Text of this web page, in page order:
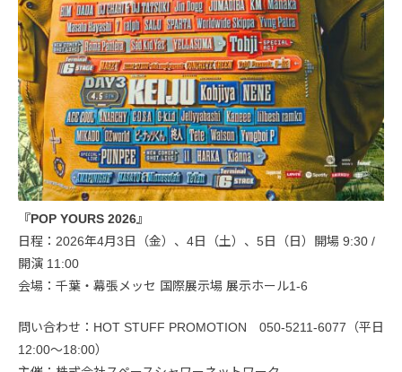
『POP YOURS 2026』
日程：2026年4月3日（金）、4日（土）、5日（日）開場 9:30 /
開演 11:00
会場：千葉・幕張メッセ 国際展示場 展示ホール1-6
問い合わせ：HOT STUFF PROMOTION 050-5211-6077（平日
12:00〜18:00）